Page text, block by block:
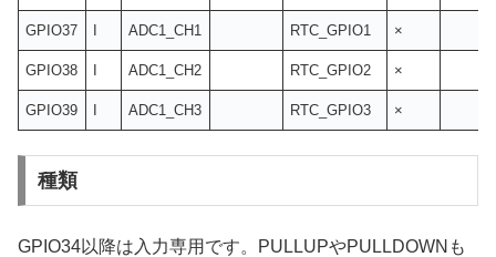
GPIO37 ADC1_CH1 RTC_GPIO1 ×
GPIO38 ADC1_CH2 RTC_GPIO2 ×
GPIO39 ADC1_CH3 RTC_GPIO3 ×
種類
GPIO34以降は入力専用です。PULLUPやPULLDOWNも